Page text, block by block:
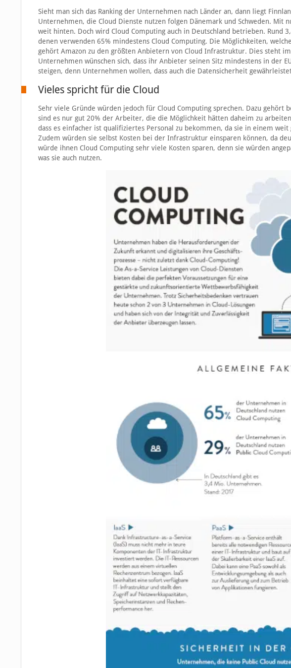
Sieht man sich das Ranking der Unternehmen nach Länder an, dann liegt
Unternehmen, die Cloud Dienste nutzen folgen Dänemark und Schweden. Mit
weit hinten. Doch wird Cloud Computing auch in Deutschland betrieben. Rund
denen verwenden 65% mindestens Cloud Computing. Die Möglichkeiten,
gehört Amazon zu den größten Anbietern von Cloud Infrastruktur. Dies steht
Unternehmen wünschen sich, dass ihr Anbieter seinen Sitz mindestens in der
steigen, denn Unternehmen wollen, dass auch die Datensicherheit
Vieles spricht für die Cloud
Sehr viele Gründe würden jedoch für Cloud Computing sprechen. Dazu gehört
sind es nur gut 20% der Arbeiter, die die Möglichkeit hätten daheim zu
dass es einfacher ist qualifiziertes Personal zu bekommen, da sie in einem
Zudem würden sie selbst Kosten bei der Infrastruktur einsparen können, da
würde ihnen Cloud Computing sehr viele Kosten sparen, denn sie würden
was sie auch nutzen.